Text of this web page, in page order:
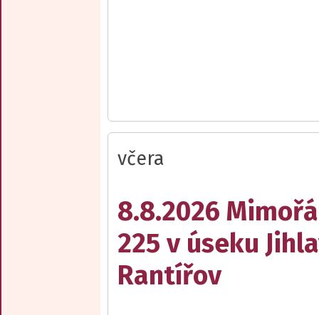
včera
8.8.2026
225 v úseku
Rantířov